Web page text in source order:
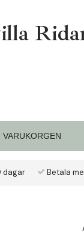
VARUKORGEN
dagar Betala